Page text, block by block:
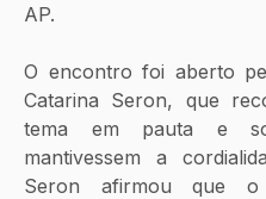
AP.
O encontro foi aberto
Catarina Seron, que
tema em pauta e
mantivessem a
Seron afirmou que o